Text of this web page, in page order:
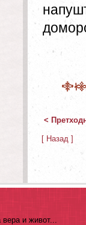
<
[ Назад ]
вера и живот...